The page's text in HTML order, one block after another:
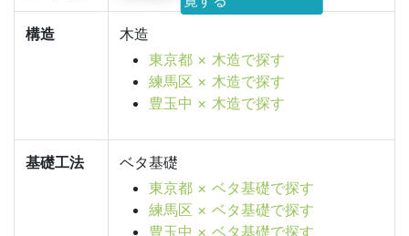
構造
木造
東京都 × 木造で探す
練馬区 × 木造で探す
豊玉中 × 木造で探す
基礎工法
ベタ基礎
東京都 × ベタ基礎で探す
練馬区 × ベタ基礎で探す
豊玉中 × ベタ基礎で探す